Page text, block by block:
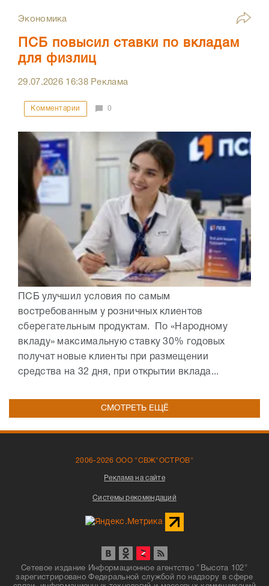
Экономика
ПСБ повысил ставки по вкладам
для физлиц
29.07.2026 16:38Реклама
Комментарии 0
ПСБ улучшил условия по самым
востребованным у розничных клиентов
сберегательным продуктам. По «Народному
вкладу» максимальную ставку 30% годовых
получат новые клиенты при размещении
средства на 32 дня, при открытии вклада...
СМОТРЕТЬ ЕЩЁ
2006-2026 ООО "СВЖ"ОСТРОВ"
Реклама на сайте
Системы рекомендаций
Сетевое издание Информационное агентство "Высота 102"
зарегистрировано Федеральной службой по надзору в сфере